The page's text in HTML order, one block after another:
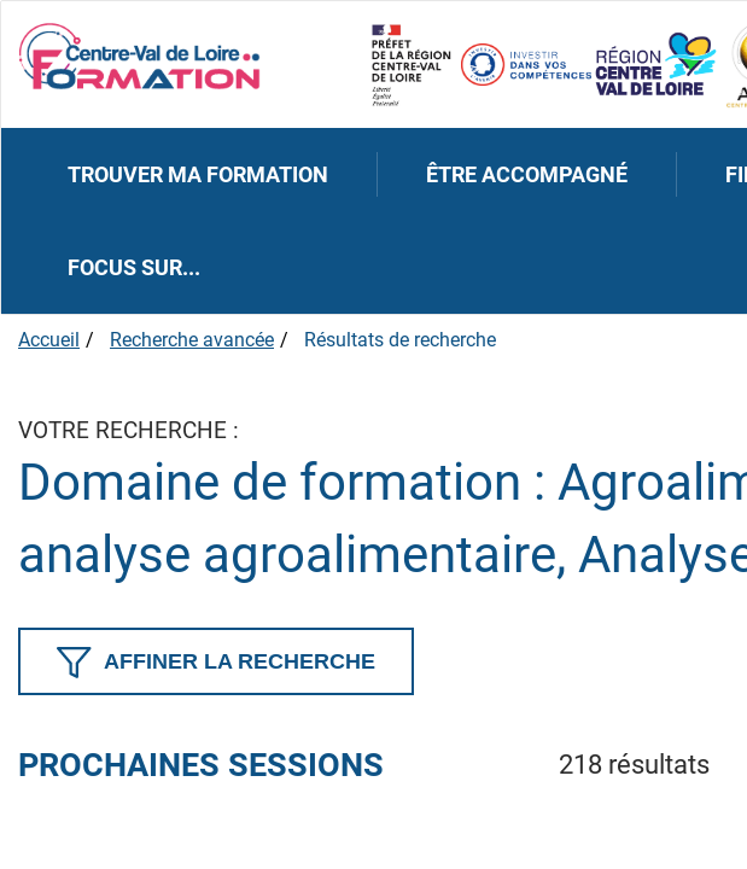
TROUVER MA FORMATION ÊTRE ACCOMPAGNÉ
FOCUS SUR...
Accueil Recherche avancée Résultats de recherche
VOTRE RECHERCHE :
Domaine de formation :
analyse agroalimentaire,
AFFINER LA RECHERCHE
PROCHAINES SESSIONS 218 résultats